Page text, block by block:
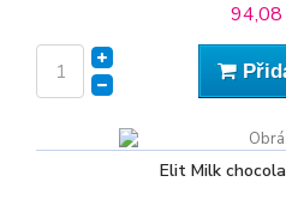
94,08
Elit Milk